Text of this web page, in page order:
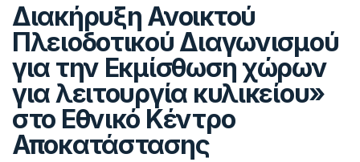
Διακήρυξη Ανοικτού
Πλειοδοτικού Διαγωνισμού
για την Εκμίσθωση χώρων
για λειτουργία κυλικείου»
στο Εθνικό Κέντρο
Αποκατάστασης